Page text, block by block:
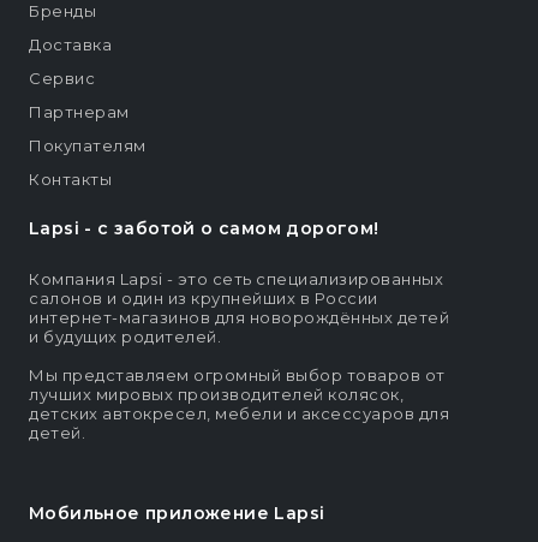
Lapsi - c заботой о самом дорогом!
Компания Lapsi - это сеть специализированных
салонов и один из крупнейших в России
интернет-магазинов для новорождённых детей
и будущих родителей.
Мы представляем огромный выбор товаров от
лучших мировых производителей колясок,
детских автокресел, мебели и аксессуаров для
детей.
Мобильное приложение Lapsi
Бренды
Доставка
Сервис
Партнерам
Покупателям
Контакты